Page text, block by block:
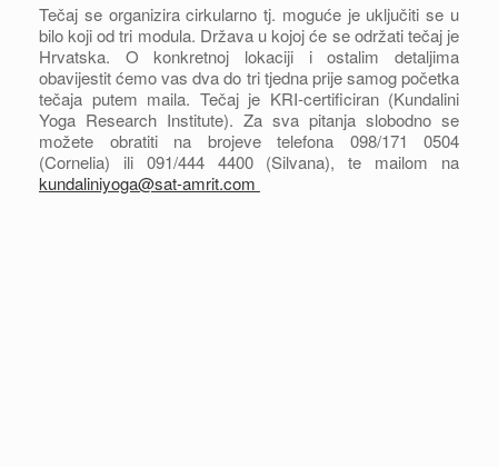
Tečaj se organizira cirkularno tj. moguće je uključiti se u
bilo koji od tri modula. Država u kojoj će se održati tečaj je
Hrvatska. O konkretnoj lokaciji i ostalim detaljima
obavijestit ćemo vas dva do tri tjedna prije samog početka
tečaja putem maila. Tečaj je KRI-certificiran (Kundalini
Yoga Research Institute). Za sva pitanja slobodno se
možete obratiti na brojeve telefona 098/171 0504
(Cornelia) ili 091/444 4400 (Silvana), te mailom na
kundaliniyoga@sat-amrit.com